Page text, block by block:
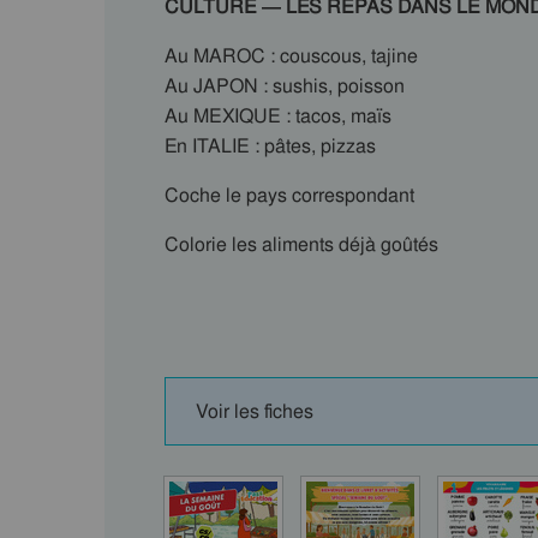
CULTURE — LES REPAS DANS LE
Au MAROC : couscous, tajine
Au JAPON : sushis, poisson
Au MEXIQUE : tacos, maïs
En ITALIE : pâtes, pizzas
Coche le pays correspondant
Colorie les aliments déjà goûtés
Voir les fiches